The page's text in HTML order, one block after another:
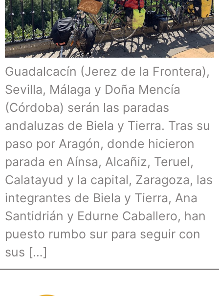
Guadalcacín (Jerez de la Frontera),
Sevilla, Málaga y Doña Mencía
(Córdoba) serán las paradas
andaluzas de Biela y Tierra. Tras su
paso por Aragón, donde hicieron
parada en Aínsa, Alcañiz, Teruel,
Calatayud y la capital, Zaragoza, las
integrantes de Biela y Tierra, Ana
Santidrián y Edurne Caballero, han
puesto rumbo sur para seguir con
sus […]